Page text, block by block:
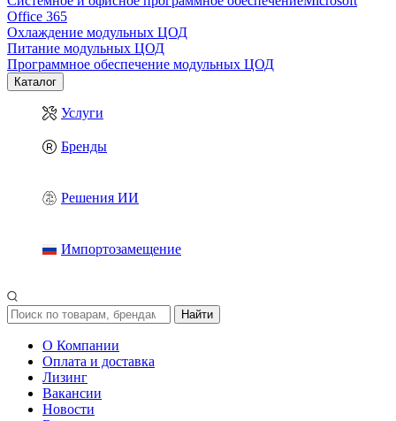
Office 365
Охлаждение модульных ЦОД
Питание модульных ЦОД
Программное обеспечение модульных ЦОД
Каталог
Услуги
Бренды
Решения ИИ
Импортозамещение
Найти
О Компании
Оплата и доставка
Лизинг
Вакансии
Новости